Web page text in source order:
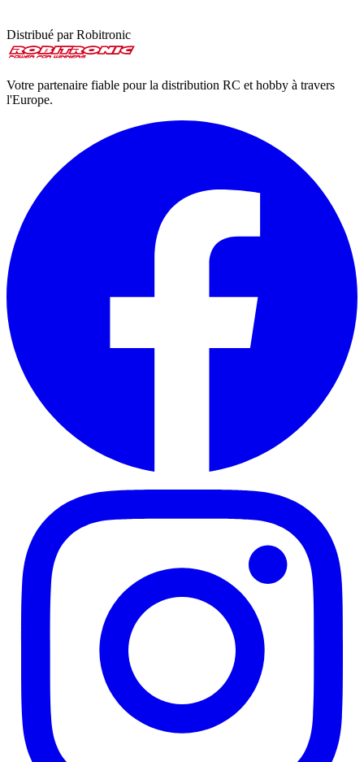
Distribué par Robitronic
Votre partenaire fiable pour la distribution RC et hobby à travers
l'Europe.